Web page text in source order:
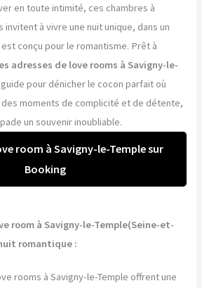
en toute intimité, ces chambres à
invitent à vivre une nuit unique, dans un
conçu pour le romantisme. Prêt à
adresses de love rooms à Savigny-le-
pour dénicher le cocon parfait où
moments de complicité et de détente,
un souvenir inoubliable.
room à Savigny-le-Temple sur
Booking
room à Savigny-le-Temple(Seine-et-
romantique :
rooms à Savigny-le-Temple offrent une